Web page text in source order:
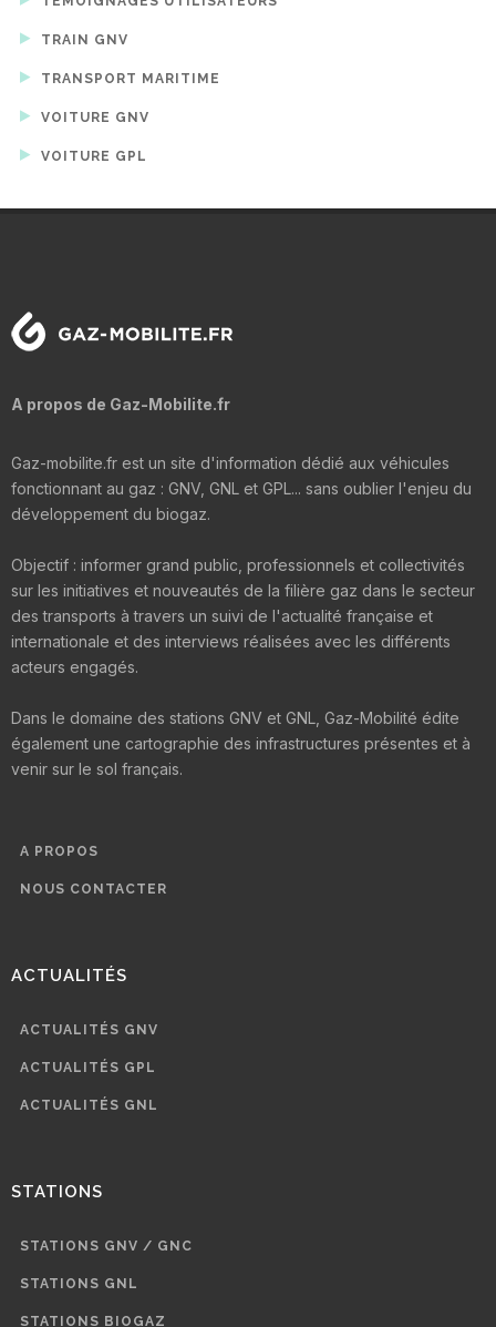
TRAIN GNV
TRANSPORT MARITIME
VOITURE GNV
VOITURE GPL
A propos de Gaz-Mobilite.fr
Gaz-mobilite.fr est un site d'information dédié aux véhicules
fonctionnant au gaz : GNV, GNL et GPL... sans oublier l'enjeu du
développement du biogaz.
Objectif : informer grand public, professionnels et collectivités
sur les initiatives et nouveautés de la filière gaz dans le secteur
des transports à travers un suivi de l'actualité française et
internationale et des interviews réalisées avec les différents
acteurs engagés.
Dans le domaine des stations GNV et GNL, Gaz-Mobilité édite
également une cartographie des infrastructures présentes et à
venir sur le sol français.
A PROPOS
NOUS CONTACTER
ACTUALITÉS
ACTUALITÉS GNV
ACTUALITÉS GPL
ACTUALITÉS GNL
STATIONS
STATIONS GNV / GNC
STATIONS GNL
STATIONS BIOGAZ